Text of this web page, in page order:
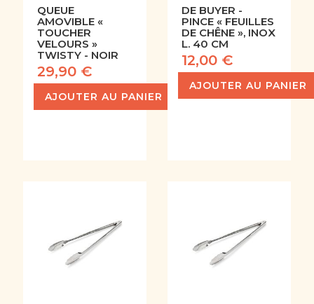
QUEUE
AMOVIBLE «
TOUCHER
VELOURS »
TWISTY - NOIR
29,90 €
AJOUTER AU PANIER
DE BUYER -
PINCE « FEUILLES
DE CHÊNE », INOX
L. 40 CM
12,00 €
AJOUTER AU PANIER